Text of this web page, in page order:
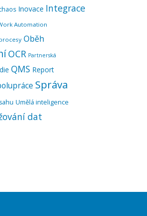
Inovace Integrace
Automation
Oběh
OCR Partnerská
QMS Report
Správa
Umělá inteligence
dat